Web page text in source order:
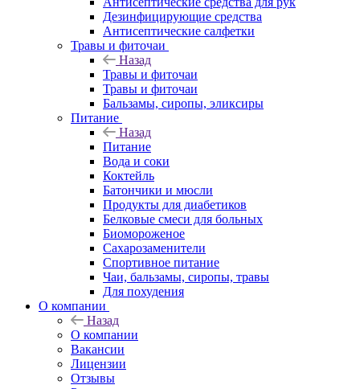
Дезинфицирующие средства
Антисептические салфетки
Травы и фиточаи
Назад
Травы и фиточаи
Травы и фиточаи
Бальзамы, сиропы, эликсиры
Питание
Назад
Питание
Вода и соки
Коктейль
Батончики и мюсли
Продукты для диабетиков
Белковые смеси для больных
Биомороженое
Сахарозаменители
Спортивное питание
Чаи, бальзамы, сиропы, травы
Для похудения
О компании
Назад
О компании
Вакансии
Лицензии
Отзывы